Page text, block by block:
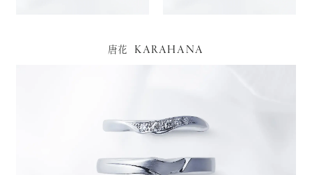
唐花 KARAHANA